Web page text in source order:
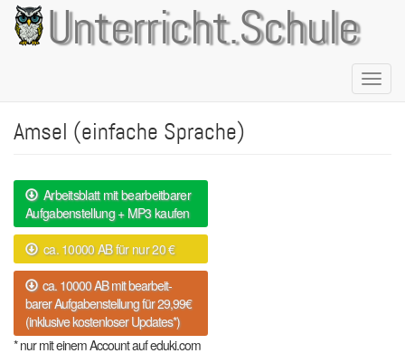
Direkt
zum
Inhalt
Unterricht.Schule
Amsel (einfache Sprache)
Arbeitsblatt mit bearbeitbarer
Aufgabenstellung + MP3 kaufen
ca. 10000 AB für nur 20 €
ca. 10000 AB mit bearbeit-
barer Aufgabenstellung für 29,99€
(inklusive kostenloser Updates*)
* nur mit einem Account auf eduki.com